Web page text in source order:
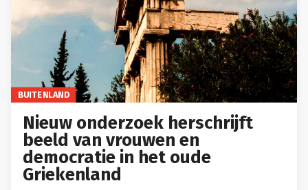
BUITENLAND
Nieuw onderzoek herschrijft
beeld van vrouwen en
democratie in het oude
Griekenland